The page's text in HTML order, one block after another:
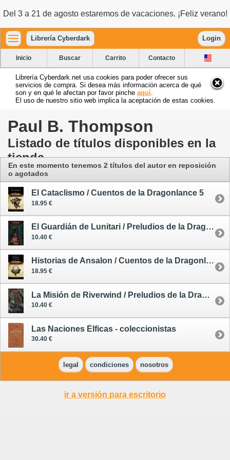
Del 3 a 21 de agosto estaremos de vacaciones. ¡Feliz verano!
Librería Cyberdark Login
Inicio Buscar Carrito Contacto
Librería Cyberdark.net usa cookies para poder ofrecer sus
servicios de compra. Si desea más información acerca de qué
son y en qué le afectan por favor pinche aquí
El uso de nuestro sitio web implica la aceptación de estas cookies.
Paul B. Thompson
Listado de títulos disponibles en la
tienda
En este momento tenemos 2 títulos del autor en reposición
o agotados
El Cataclismo / Cuentos de la Dragonlance 5
18.95 €
El Guardián de Lunitari / Preludios de la Dragonlance, 1ª Trilogía, 1
10.40 €
Historias de Ansalon / Cuentos de la Dragonlance 3
18.95 €
La Misión de Riverwind / Preludios de la Dragonlance, 2ª Trilogía, 1
10.40 €
Las Naciones Élficas - coleccionistas
30.40 €
legal condiciones nosotros
ir a versión para escritorio